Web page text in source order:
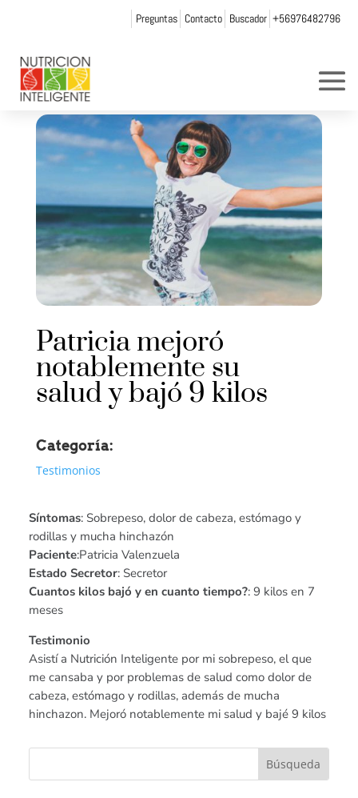
Preguntas Contacto Buscador +56976482796
Patricia mejoró
notablemente su
salud y bajó 9 kilos
Categoría:
Testimonios
Síntomas: Sobrepeso, dolor de cabeza, estómago y
rodillas y mucha hinchazón
Paciente:Patricia Valenzuela
Estado Secretor: Secretor
Cuantos kilos bajó y en cuanto tiempo?: 9 kilos en 7
meses
Testimonio
Asistí a Nutrición Inteligente por mi sobrepeso, el que
me cansaba y por problemas de salud como dolor de
cabeza, estómago y rodillas, además de mucha
hinchazon. Mejoró notablemente mi salud y bajé 9 kilos